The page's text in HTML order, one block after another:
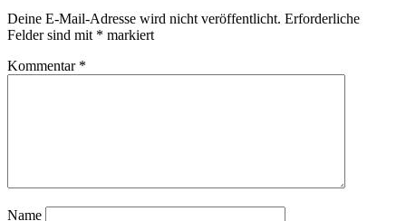
Deine E-Mail-Adresse wird nicht veröffentlicht. Erforderliche
Felder sind mit * markiert
Kommentar *
Name